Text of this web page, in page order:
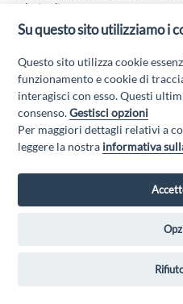
codesto sito.
GAL MARSICA Via XX
Su questo sito utilizziamo i
Questo sito utilizza cookie
funzionamento e cookie di
interagisci con esso. Questi
consenso.Gestisci opzioni
Per maggiori dettagli relativi a
leggere la nostra informativa